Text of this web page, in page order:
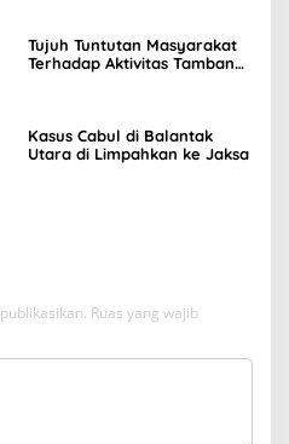
Tujuh Tuntutan Masyarakat
Terhadap Aktivitas Tambang
Kasus Cabul di Balantak
Utara di Limpahkan ke Jaksa
Ruas yang wajib